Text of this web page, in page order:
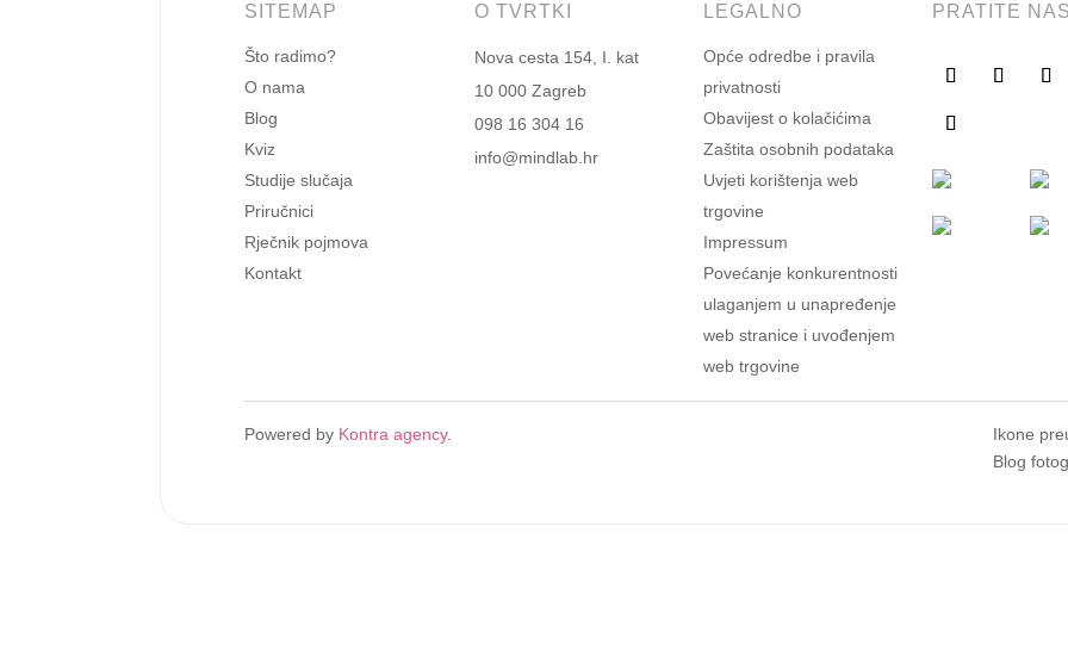
SITEMAP
Što radimo?
O nama
Blog
Kviz
Studije slučaja
Priručnici
Rječnik pojmova
Kontakt
O TVRTKI
Nova cesta 154, I. kat
10 000 Zagreb
098 16 304 16
info@mindlab.hr
LEGALNO
Opće odredbe i pravila
privatnosti
Obavijest o kolačićima
Zaštita osobnih podataka
Uvjeti korištenja web
trgovine
Impressum
Povećanje konkurentnosti
ulaganjem u unapređenje
web stranice i uvođenjem
web trgovine
PRATITE
Powered by Kontra agency.
Ikone
Blog